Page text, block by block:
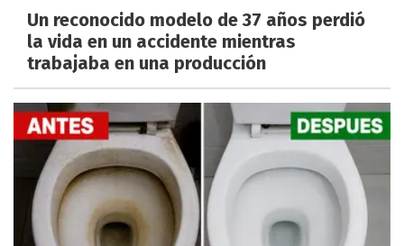
Un reconocido modelo de 37 años perdió
la vida en un accidente mientras
trabajaba en una producción